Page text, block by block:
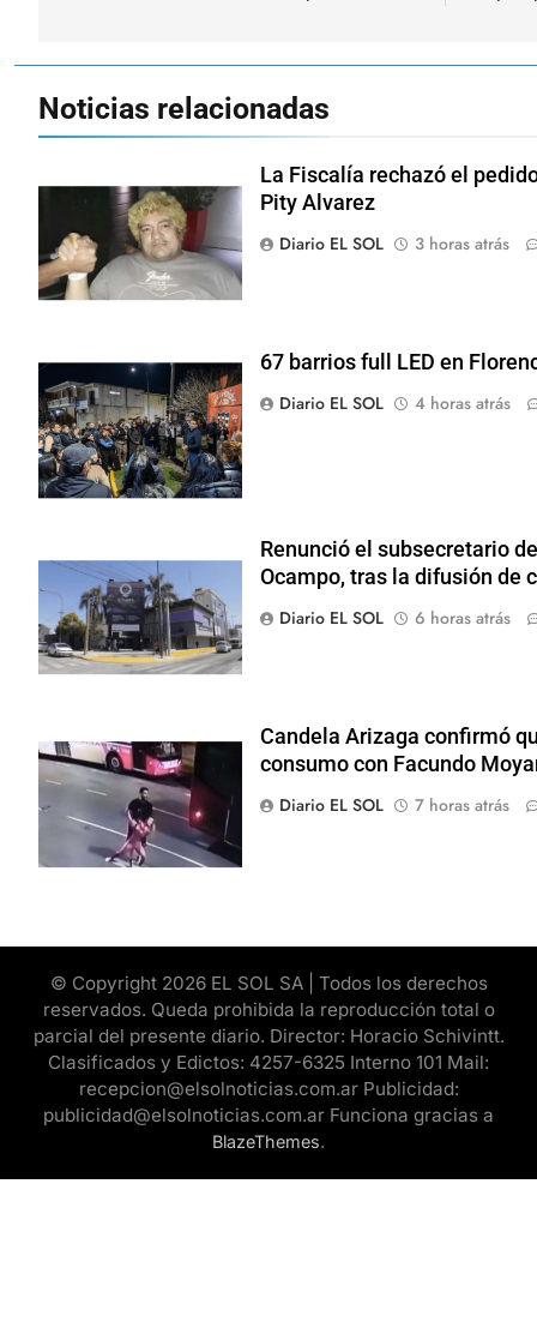
Noticias relacionadas
La Fiscalía rechazó el
Pity Alvarez
Diario EL SOL
3 horas atrás
67 barrios full LED en
Diario EL SOL
4 horas atrás
Renunció el subsecretario
Ocampo, tras la difusión de
Diario EL SOL
6 horas atrás
Candela Arizaga confirmó
consumo con Facundo
Diario EL SOL
7 horas atrás
© Copyright 2026 EL SOL SA | Todos los derechos
reservados. Queda prohibida la reproducción total o
parcial del presente diario. Director: Horacio Schivintt.
Clasificados y Edictos: 4257-6325 Interno 101 Mail:
recepcion@elsolnoticias.com.ar Publicidad:
publicidad@elsolnoticias.com.ar Funciona gracias a
BlazeThemes.